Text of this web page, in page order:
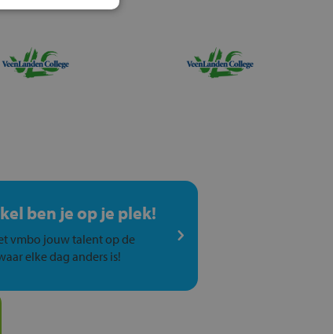
ben je op je plek!
vmbo jouw talent op de
elke dag anders is!